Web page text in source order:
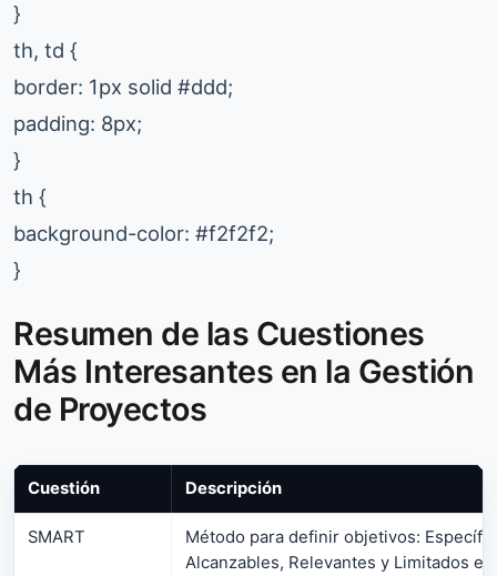
}
th, td {
border: 1px solid #ddd;
padding: 8px;
}
th {
background-color: #f2f2f2;
}
Resumen de las Cuestiones
Más Interesantes en la Gestión
de Proyectos
Cuestión Descripción
SMART
Método para definir objetivos:
Alcanzables, Relevantes y Limitados